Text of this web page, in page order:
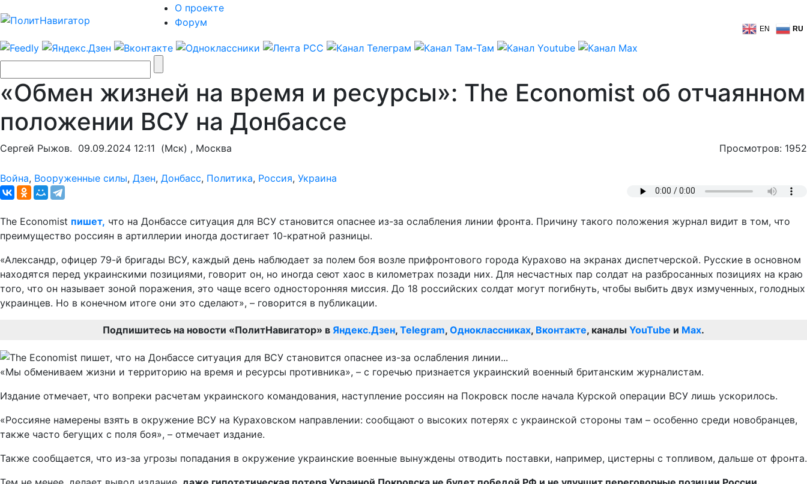
О проекте
Форум
EN RU
«Обмен жизней на время и ресурсы»: The Economist об отчаянном
положении ВСУ на Донбассе
Сергей Рыжов. 09.09.2024 12:11 (Мск) , Москва Просмотров: 1952
Война, Вооруженные силы, Дзен, Донбасс, Политика, Россия, Украина
The Economist пишет, что на Донбассе ситуация для ВСУ становится опаснее из-за ослабления линии фронта. Причину такого положения журнал видит в том, что
преимущество россиян в артиллерии иногда достигает 10-кратной разницы.
«Александр, офицер 79-й бригады ВСУ, каждый день наблюдает за полем боя возле прифронтового города Курахово на экранах диспетчерской. Русские в основном
находятся перед украинскими позициями, говорит он, но иногда сеют хаос в километрах позади них. Для несчастных пар солдат на разбросанных позициях на краю
того, что он называет зоной поражения, это чаще всего односторонняя миссия. До 18 российских солдат могут погибнуть, чтобы выбить двух измученных, голодных
украинцев. Но в конечном итоге они это сделают», – говорится в публикации.
Подпишитесь на новости «ПолитНавигатор» в Яндекс.Дзен, Telegram, Одноклассниках, Вконтакте, каналы YouTube и Max.
«Мы обмениваем жизни и территорию на время и ресурсы противника», – с горечью признается украинский военный британским журналистам.
Издание отмечает, что вопреки расчетам украинского командования, наступление россиян на Покровск после начала Курской операции ВСУ лишь ускорилось.
«Россияне намерены взять в окружение ВСУ на Кураховском направлении: сообщают о высоких потерях с украинской стороны там – особенно среди новобранцев,
также часто бегущих с поля боя», – отмечает издание.
Также сообщается, что из-за угрозы попадания в окружение украинские военные вынуждены отводить поставки, например, цистерны с топливом, дальше от фронта.